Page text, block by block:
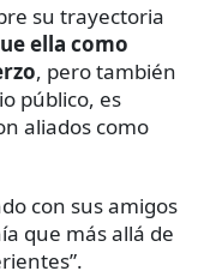
su trayectoria
ella como
, pero también
público, es
aliados como
con sus amigos
que más allá de